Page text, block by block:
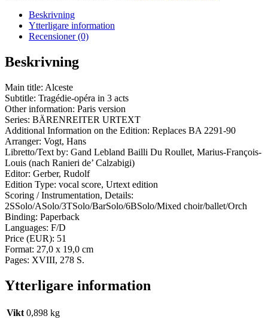
Beskrivning
Ytterligare information
Recensioner (0)
Beskrivning
Main title: Alceste
Subtitle: Tragédie-opéra in 3 acts
Other information: Paris version
Series: BÄRENREITER URTEXT
Additional Information on the Edition: Replaces BA 2291-90
Arranger: Vogt, Hans
Libretto/Text by: Gand Lebland Bailli Du Roullet, Marius-François-
Louis (nach Ranieri de’ Calzabigi)
Editor: Gerber, Rudolf
Edition Type: vocal score, Urtext edition
Scoring / Instrumentation, Details:
2SSolo/ASolo/3TSolo/BarSolo/6BSolo/Mixed choir/ballet/Orch
Binding: Paperback
Languages: F/D
Price (EUR): 51
Format: 27,0 x 19,0 cm
Pages: XVIII, 278 S.
Ytterligare information
Vikt 0,898 kg